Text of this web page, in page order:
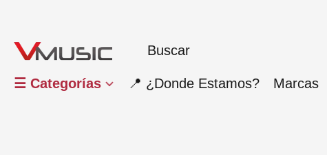
☰ Categorías 📍 ¿Donde Estamos? Marcas